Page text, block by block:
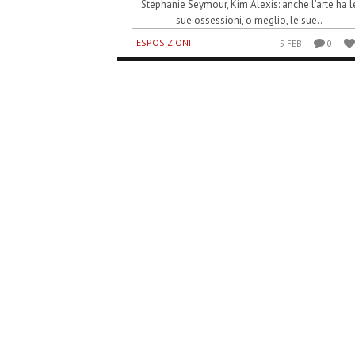
Stephanie Seymour, Kim Alexis: anche l’arte ha
sue ossessioni, o meglio, le sue..
ESPOSIZIONI 5 FEB 0